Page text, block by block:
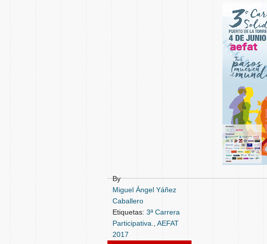
By
Miguel Ángel Yáñez
Caballero
Etiquetas: 3ª Carrera
Participativa.
AEFAT
2017